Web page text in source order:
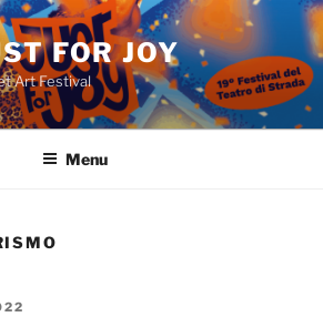
FOR JOY
Art Festival
Menu